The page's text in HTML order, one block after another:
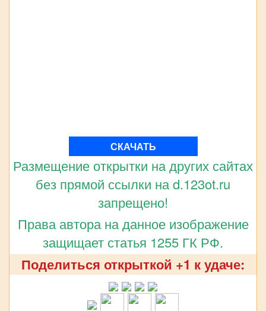
СКАЧАТЬ
Размещение открытки на других сайтах
без прямой ссылки на d.123ot.ru
запрещено!
Права автора на данное изображение
защищает статья 1255 ГК РФ.
Поделиться открыткой +1 к удаче: